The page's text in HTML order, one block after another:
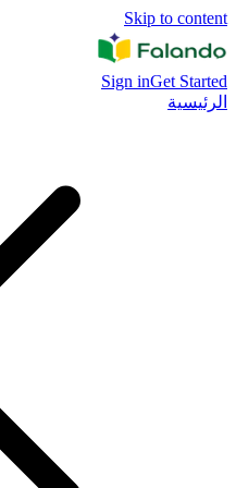
Skip to content
Sign inGet Started
الرئيسية